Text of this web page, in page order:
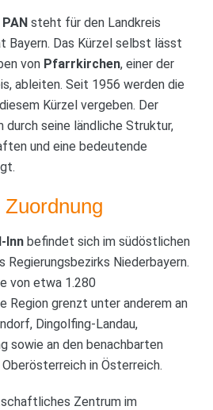
PANsteht für den Landkreis
Bayern. Das Kürzel selbst lässt
von Pfarrkirchen, einer der
ableiten. Seit 1956 werden die
Kürzel vergeben. Der
durch seine ländliche Struktur,
und eine bedeutende
Innbefindet sich im südöstlichen
Regierungsbezirks Niederbayern.
von etwa 1.280
Region grenzt unter anderem an
Dingolfing-Landau,
sowie an den benachbarten
in Österreich.
Zentrum im